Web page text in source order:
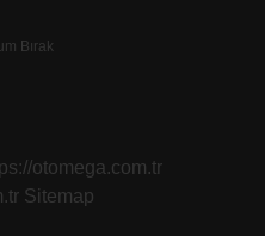
Bırak
otomega.com.tr
Sitemap